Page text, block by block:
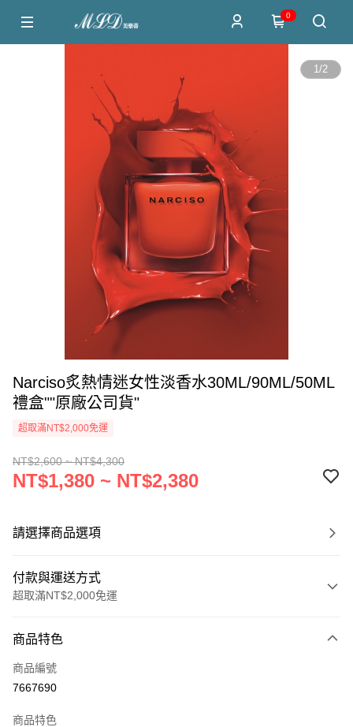
0
1/2
Narciso炙熱情迷女性淡香水30ML/90ML/50ML
禮盒""原廠公司貨"
超取滿NT$2,000免運
NT$2,600 ~ NT$4,300
NT$1,380 ~ NT$2,380
請選擇商品選項
付款與運送方式
超取滿NT$2,000免運
信用卡一次付款
超商取貨付款
商品特色
商品編號
7667690
商品特色